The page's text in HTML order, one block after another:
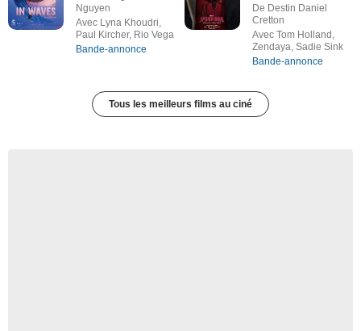
Nguyen
Avec Lyna Khoudri,
Paul Kircher, Rio Vega
Bande-annonce
De Destin Daniel
Cretton
Avec Tom Holland,
Zendaya, Sadie Sink
Bande-annonce
Tous les meilleurs films au ciné